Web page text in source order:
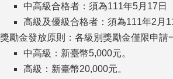
中高級合格者：須為111年5月17日
高級及優級合格者：須為111年2月
獎勵金發放原則：各級別獎勵金僅限申請
中高級：新臺幣5,000元。
高級：新臺幣20,000元。